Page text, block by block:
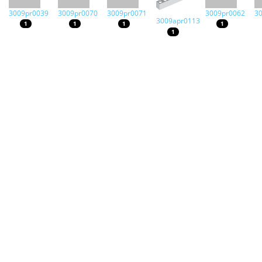
3009pr0039
1
3009pr0070
1
3009pr0071
1 3009apr0113
1
3009pr0062
1